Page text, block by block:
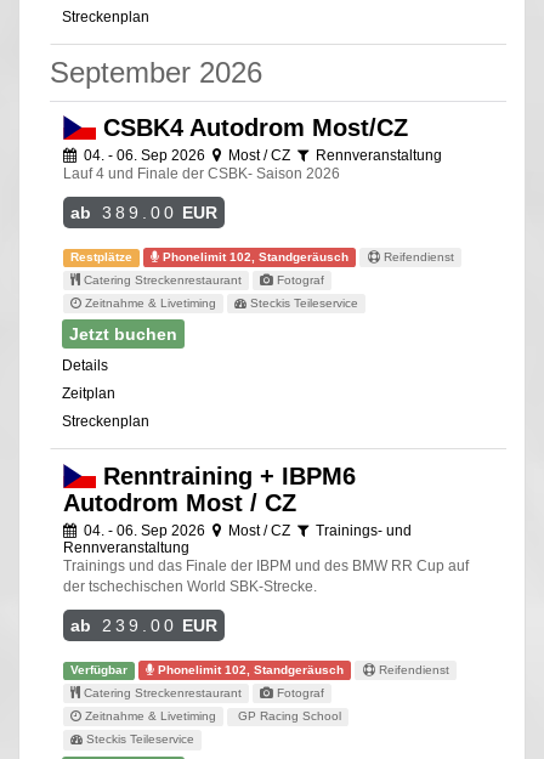
Streckenplan
September 2026
CSBK4 Autodrom Most/CZ
04. - 06. Sep 2026 Most / CZ
Rennveranstaltung
Lauf 4 und Finale der CSBK- Saison 2026
ab 389.00 EUR
Restplätze Phonelimit 102, Standgeräusch
Reifendienst
Catering Streckenrestaurant
Fotograf
Zeitnahme & Livetiming
Steckis Teileservice
Jetzt buchen
Details
Zeitplan
Streckenplan
Renntraining + IBPM6
Autodrom Most / CZ
04. - 06. Sep 2026 Most / CZ
Trainings- und
Rennveranstaltung
Trainings und das Finale der IBPM und des BMW RR Cup auf
der tschechischen World SBK-Strecke.
ab 239.00 EUR
Verfügbar Phonelimit 102, Standgeräusch
Reifendienst
Catering Streckenrestaurant
Fotograf
Zeitnahme & Livetiming
GP Racing School
Steckis Teileservice